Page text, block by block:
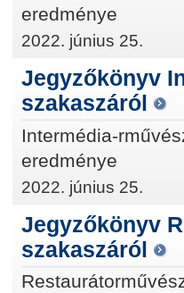
eredménye
2022. június 25.
Jegyzőkönyv
szakaszáról
Intermédia-
eredménye
2022. június 25.
Jegyzőkönyv
szakaszáról